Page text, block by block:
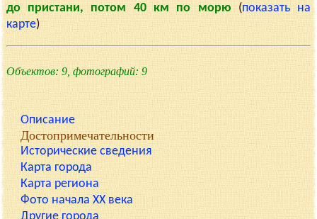
до пристани, потом 40 км по морю (показать на
карте)
Объектов: 9, фотографий: 9
Описание
Достопримечательности
Исторические сведения
Карта города
Карта региона
Фото начала XX века